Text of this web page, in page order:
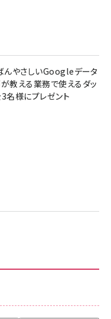
んやさしいGoogleデータ
教える業務で使えるダッ
3名様にプレゼント